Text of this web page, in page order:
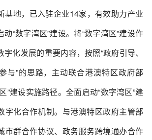
基地，已入驻企业14家，有效助力产业
“数字湾区”建设。将“数字湾区”建设作
化发展的重要内容，按照“政府引导、
与”的思路，主动联合港澳特区政府部
”建设实施路径。全面启动“数字湾区”建
字化合作机制。与港澳特区政府主管部
市群合作协议、政务服务跨境通办合作